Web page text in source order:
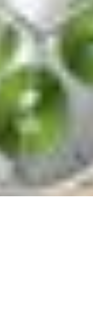
Techniques et Fonctionnalités